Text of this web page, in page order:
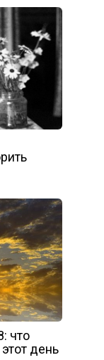
что
день